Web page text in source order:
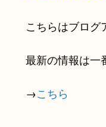
こちらはブログ
最新の情報は一
→こちら